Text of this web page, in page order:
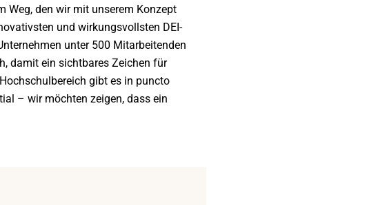
Weg, den wir mit unserem Konzept
und wirkungsvollsten DEI-
unter 500 Mitarbeitenden
damit ein sichtbares Zeichen für
gibt es in puncto
– wir möchten zeigen, dass ein